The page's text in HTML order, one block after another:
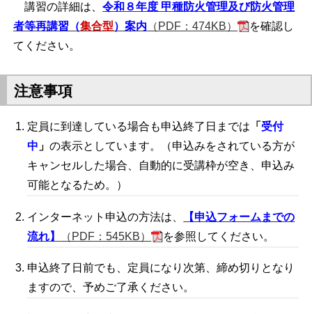
講習の詳細は、令和８年度 甲種防火管理及び防火管理
者等再講習（集合型）案内 （PDF：474KB）
を確認し
てください。
注意事項
定員に到達している場合も申込終了日までは 「 受付
中 」の表示としています。（申込みをされている方が
キャンセルした場合、自動的に受講枠が空き、申込み
可能となるため。）
インターネット申込の方法は、
【申込フォームまでの
流れ】
（PDF：545KB） を参照してください。
申込終了日前でも、定員になり次第、締め切りとなり
ますので、予めご了承ください。